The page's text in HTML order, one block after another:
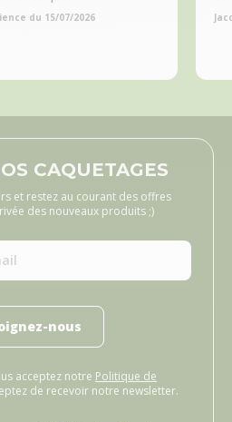
du 15/07/2026
CAQUETAGES
et restez au courant des offres
des nouveaux produits ;)
nous
acceptez notre Politique de
de recevoir notre newsletter.